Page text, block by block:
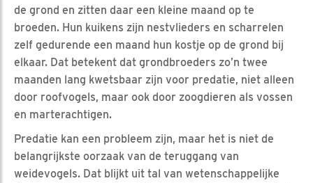
de grond en zitten daar een kleine maand op te
broeden. Hun kuikens zijn nestvlieders en scharrelen
zelf gedurende een maand hun kostje op de grond bij
elkaar. Dat betekent dat grondbroeders zo’n twee
maanden lang kwetsbaar zijn voor predatie, niet alleen
door roofvogels, maar ook door zoogdieren als vossen
en marterachtigen.
Predatie kan een probleem zijn, maar het is niet de
belangrijkste oorzaak van de teruggang van
weidevogels. Dat blijkt uit tal van wetenschappelijke